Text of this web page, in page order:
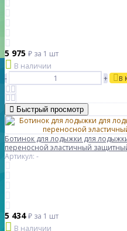
5 975 ₽ за 1 шт
В наличии
-
+ В
Быстрый просмотр
Ботинок для лодыжки для
переносной эластичный
Артикул: -
5 434₽ за 1 шт
В наличии